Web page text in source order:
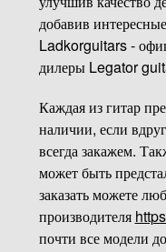
добавив
Ladkorguitars -
дилеры Legator
Каждая из гитар
наличии, если
всегда закажем.
может быть
заказать можете
производителя
почти все модели